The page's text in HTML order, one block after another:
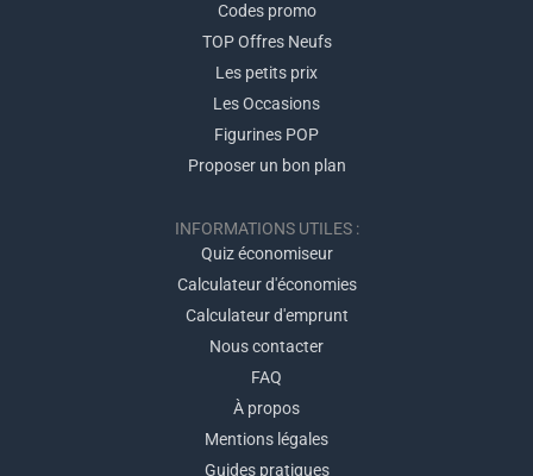
Codes promo
TOP Offres Neufs
Les petits prix
Les Occasions
Figurines POP
Proposer un bon plan
INFORMATIONS UTILES :
Quiz économiseur
Calculateur d'économies
Calculateur d'emprunt
Nous contacter
FAQ
À propos
Mentions légales
Guides pratiques